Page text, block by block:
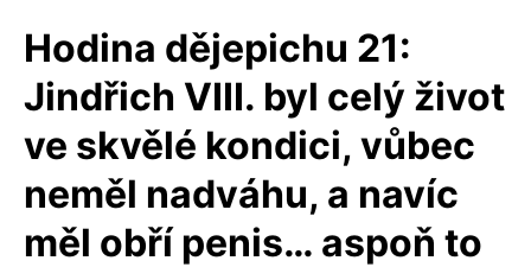
Hodina dějepichu 21:
Jindřich VIII. byl celý život
ve skvělé kondici, vůbec
neměl nadváhu, a navíc
měl obří penis… aspoň to